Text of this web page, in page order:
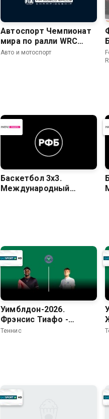
Автоспорт Чемпионат
мира по ралли WRC
2026. 10 этап. Ралли
Авто и мотоспорт
Баскетбол 3х3.
Международный
Уимблдон-2026.
Фрэнсис Тиафо -
Александр Бублик
Теннис